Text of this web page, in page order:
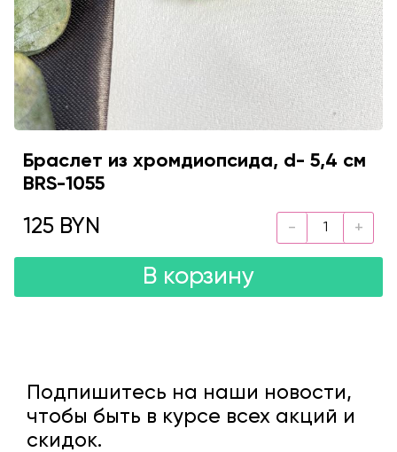
Браслет из хромдиопсида, d- 5,4 см
BRS-1055
125 BYN
В корзину
Подпишитесь на наши новости,
чтобы быть в курсе всех акций и
скидок.